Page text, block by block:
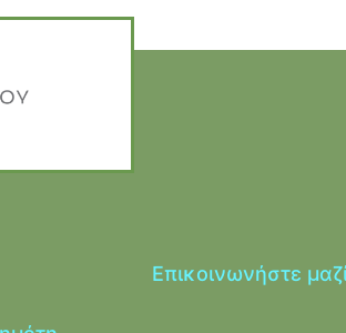
Επικοινωνήστε